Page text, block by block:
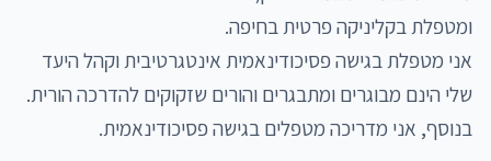
בנוסף, אני מדריכה מטפלים בגישה פסיכודינאמית.